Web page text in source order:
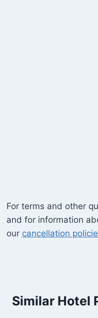
For terms and other
and for information
our cancellation
Similar Hotel